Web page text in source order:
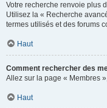
Votre recherche renvoie plus
Utilisez la « Recherche
termes utilisés et des forums
Haut
Comment rechercher des
Allez sur la page « Membres
Haut